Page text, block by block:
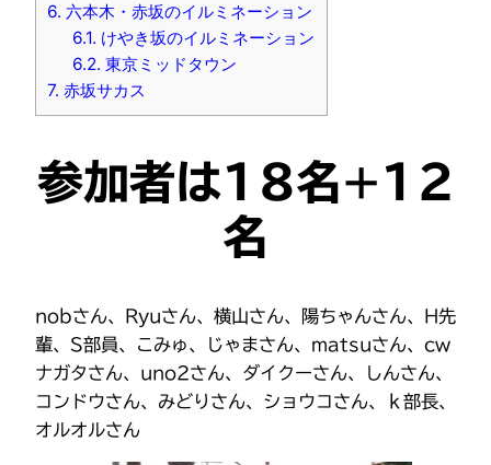
6. 六本木・赤坂のイルミネーション
6.1. けやき坂のイルミネーション
6.2. 東京ミッドタウン
7. 赤坂サカス
参加者は18名+12
名
nobさん、Ryuさん、横山さん、陽ちゃんさん、H先
輩、S部員、こみゅ、じゃまさん、matsuさん、cw
ナガタさん、uno2さん、ダイクーさん、しんさん、
コンドウさん、みどりさん、ショウコさん、ｋ部長、
オルオルさん